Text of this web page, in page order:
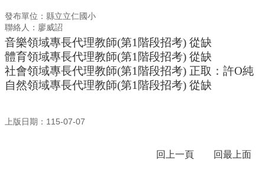
刊
專
欄
校
園
動
行
發布單位：縣立立仁國小
聯絡人：廖威詔
音樂領域專長代理教師(第1階段招考) 從缺
體育領域專長代理教師(第1階段招考) 從缺
社會領域專長代理教師(第1階段招考) 正取：許O純
自然領域專長代理教師(第1階段招考) 從缺
上版日期：115-07-07
回上一頁 回最上面